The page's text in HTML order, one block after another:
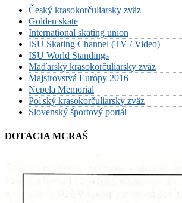
Český krasokorčuliarsky zväz
Golden skate
International skating union
ISU Skating Channel (TV / Video)
ISU World Standings
Maďarský krasokorčuliarsky zväz
Majstrovstvá Európy 2016
Nepela Memorial
Poľský krasokorčuliarsky zväz
Slovenský športový portál
DOTÁCIA MCRAŠ